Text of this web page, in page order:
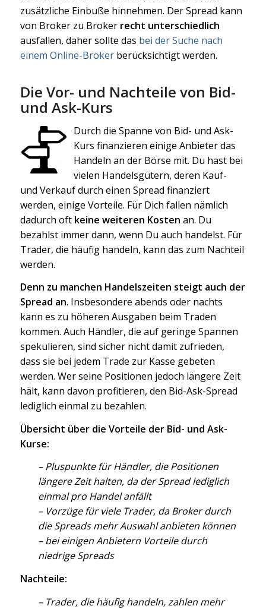
zusätzliche Einbuße hinnehmen. Der Spread kann
von Broker zu Broker recht unterschiedlich
ausfallen, daher sollte das bei der Suche nach
einem Online-Brokerberücksichtigt werden.
Die Vor- und Nachteile von Bid-
und Ask-Kurs
Durch die Spanne von Bid- und Ask-
Kurs finanzieren einige Anbieter das
Handeln an der Börse mit. Du hast bei
vielen Handelsgütern, deren Kauf-
und Verkauf durch einen Spread finanziert
werden, einige Vorteile. Für Dich fallen nämlich
dadurch oft keine weiteren Kosten an. Du
bezahlst immer dann, wenn Du auch handelst. Für
Trader, die häufig handeln, kann das zum Nachteil
werden.
Denn zu manchen Handelszeiten steigt auch der
Spread an. Insbesondere abends oder nachts
kann es zu höheren Ausgaben beim Traden
kommen. Auch Händler, die auf geringe Spannen
spekulieren, sind sicher nicht damit zufrieden,
dass sie bei jedem Trade zur Kasse gebeten
werden. Wer seine Positionen jedoch längere Zeit
hält, kann davon profitieren, den Bid-Ask-Spread
lediglich einmal zu bezahlen.
Übersicht über die Vorteile der Bid- und Ask-
Kurse:
– Pluspunkte für Händler, die Positionen
längere Zeit halten, da der Spread lediglich
einmal pro Handel anfällt
– Vorzüge für viele Trader, da Broker durch
die Spreads mehr Auswahl anbieten können
– bei einigen Anbietern Vorteile durch
niedrige Spreads
Nachteile:
– Trader, die häufig handeln, zahlen mehr